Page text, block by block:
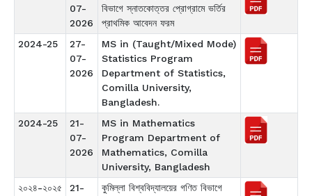
07-
2026
বিভাগে স্নাতকোত্তর প্রোগ্রামে ভর্তির
প্রাথমিক আবেদন ফরম
2024-25
27-
07-
2026
MS in (Taught/Mixed Mode)
Statistics Program
Department of Statistics,
Comilla University,
Bangladesh.
2024-25
21-
07-
2026
MS in Mathematics
Program Department of
Mathematics, Comilla
University, Bangladesh
২০২৪-২০২৫
21-
কুমিল্লা বিশ্ববিদ্যালয়ের গণিত বিভাগে